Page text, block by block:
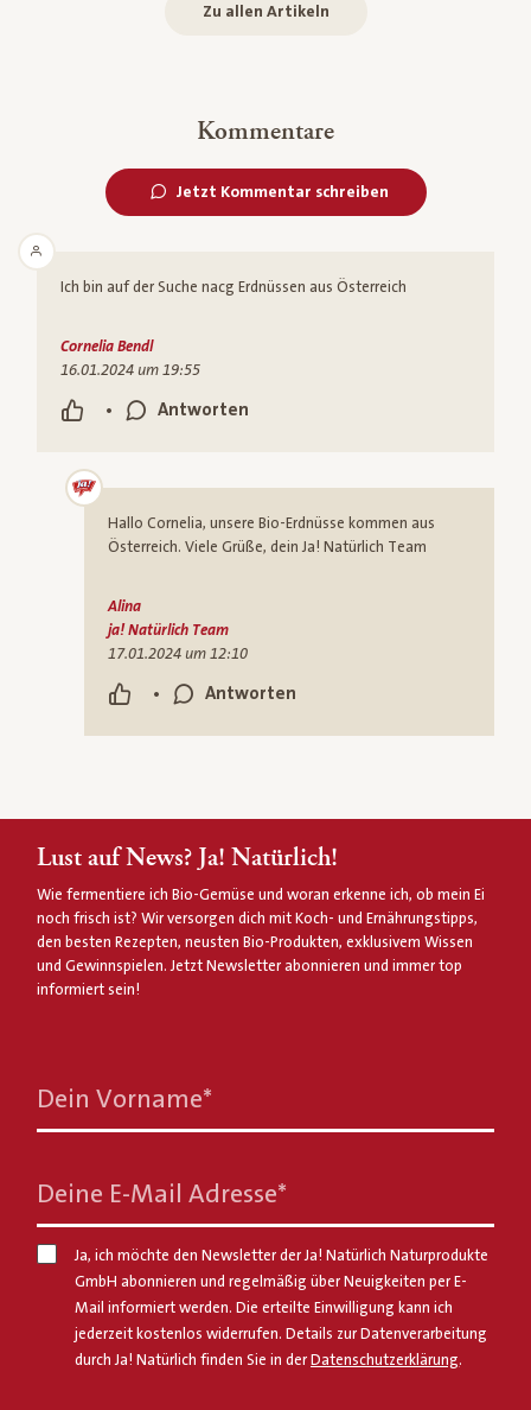
Zu allen Artikeln
Kommentare
Jetzt Kommentar schreiben
Ich bin auf der Suche nacg Erdnüssen aus Österreich
• Antworten
Cornelia Bendl
16.01.2024 um 19:55
Hallo Cornelia, unsere Bio-Erdnüsse kommen aus
Österreich. Viele Grüße, dein Ja! Natürlich Team
• Antworten
Alina
ja! Natürlich Team
17.01.2024 um 12:10
Lust auf News? Ja! Natürlich!
Wie fermentiere ich Bio-Gemüse und woran erkenne ich, ob mein Ei
noch frisch ist? Wir versorgen dich mit Koch- und Ernährungstipps,
den besten Rezepten, neusten Bio-Produkten, exklusivem Wissen
und Gewinnspielen. Jetzt Newsletter abonnieren und immer top
informiert sein!
Dein Vorname*
Deine E-Mail Adresse*
Ja, ich möchte den Newsletter der Ja! Natürlich Naturprodukte
GmbH abonnieren und regelmäßig über Neuigkeiten per E-
Mail informiert werden. Die erteilte Einwilligung kann ich
jederzeit kostenlos widerrufen. Details zur Datenverarbeitung
durch Ja! Natürlich finden Sie in derDatenschutzerklärung.